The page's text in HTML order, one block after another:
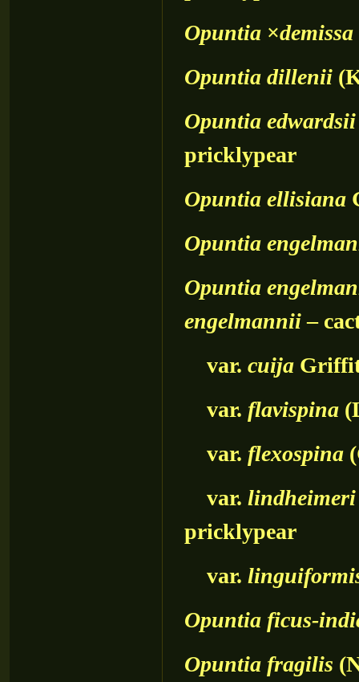
Opuntia ×demissa
Opuntia dillenii
Opuntia edwardsii
pricklypear
Opuntia ellisiana
Opuntia
Opuntia
engelmannii–
var. cuija
var. flavispina
var. flexospina
var. lindheimeri
pricklypear
var.
Opuntia ficus-
Opuntia fragilis